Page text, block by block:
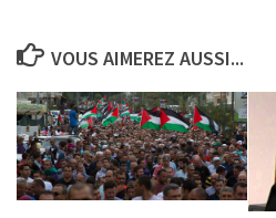
VOUS AIMEREZ AUSSI...